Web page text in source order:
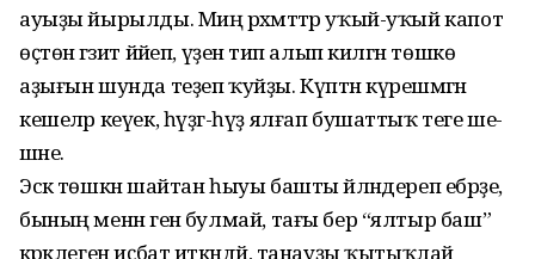
ауыҙы йырылды. Миңә рәхмәттәр уҡый-уҡый капот
өҫтөнә гәзит йәйеп, үҙенә тип алып килгән төшкө
аҙығын шунда теҙеп ҡуйҙы. Күптән күрешмәгән
кешеләр кеүек, һүҙгә-һүҙ ялғап бушаттыҡ теге ше­
шәне.
Эскә төшкән шайтан һыуы башты әйләндереп ебәрҙе,
бының менән генә булмай, тағы бер “ялтыр баш”
кәрәк­леген иҫбат иткәндәй, танау­ҙы ҡытыҡлай